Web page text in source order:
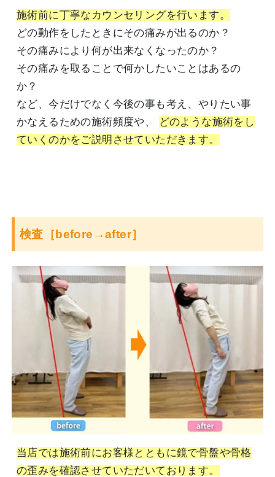
施術前に丁寧なカウンセリングを行います。
どの動作をしたときにその痛みが出るのか？
その痛みにより何が出来なくなったのか？
その痛みを取ることで何かしたいことはあるの
か？
など、今だけでなく今後の事も考え、やりたい事
かなえるための施術頻度や、
どのような施術をし
ていくのかをご説明させていただきます。
検査［before→after］
当店では施術前にお客様とともに鏡で骨盤や骨格
の歪みを確認させていただいております。